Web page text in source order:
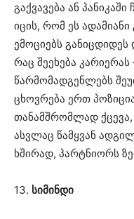
გაქვავება ან
იცის, რომ ეს
ემოციებს
რაც შეეხება კარიერას
წარმომადგენლებს
ცხოვრება ერთ
თანამშრომლად ქცევა,
ასვლაც წამყვან
ხშირად, პარტნიორს
13. სიმინდი